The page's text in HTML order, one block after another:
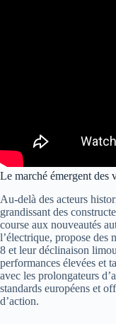
Le marché émergent des
Au-delà des acteurs
grandissant des
course aux nouveautés
l’électrique, propose des
8 et leur déclinaison
performances élevées et
avec les prolongateurs
standards européens et
d’action.